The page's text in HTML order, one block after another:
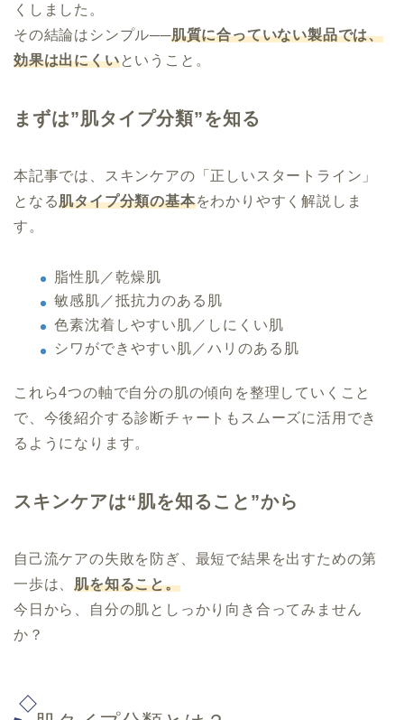
くしました。
その結論はシンプル──肌質に合っていない製品では、
効果は出にくいということ。
まずは”肌タイプ分類”を知る
本記事では、スキンケアの「正しいスタートライン」
となる肌タイプ分類の基本をわかりやすく解説しま
す。
脂性肌／乾燥肌
敏感肌／抵抗力のある肌
色素沈着しやすい肌／しにくい肌
シワができやすい肌／ハリのある肌
これら4つの軸で自分の肌の傾向を整理していくこと
で、今後紹介する診断チャートもスムーズに活用でき
るようになります。
スキンケアは“肌を知ること”から
自己流ケアの失敗を防ぎ、最短で結果を出すための第
一歩は、肌を知ること。
今日から、自分の肌としっかり向き合ってみません
か？